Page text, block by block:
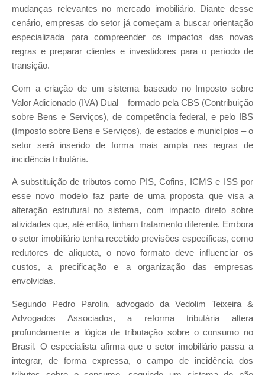
mudanças relevantes no mercado imobiliário. Diante desse
cenário, empresas do setor já começam a buscar orientação
especializada para compreender os impactos das novas
regras e preparar clientes e investidores para o período de
transição.
Com a criação de um sistema baseado no Imposto sobre
Valor Adicionado (IVA) Dual – formado pela CBS (Contribuição
sobre Bens e Serviços), de competência federal, e pelo IBS
(Imposto sobre Bens e Serviços), de estados e municípios – o
setor será inserido de forma mais ampla nas regras de
incidência tributária.
A substituição de tributos como PIS, Cofins, ICMS e ISS por
esse novo modelo faz parte de uma proposta que visa a
alteração estrutural no sistema, com impacto direto sobre
atividades que, até então, tinham tratamento diferente. Embora
o setor imobiliário tenha recebido previsões específicas, como
redutores de alíquota, o novo formato deve influenciar os
custos, a precificação e a organização das empresas
envolvidas.
Segundo Pedro Parolin, advogado da Vedolim Teixeira &
Advogados Associados, a reforma tributária altera
profundamente a lógica de tributação sobre o consumo no
Brasil. O especialista afirma que o setor imobiliário passa a
integrar, de forma expressa, o campo de incidência dos